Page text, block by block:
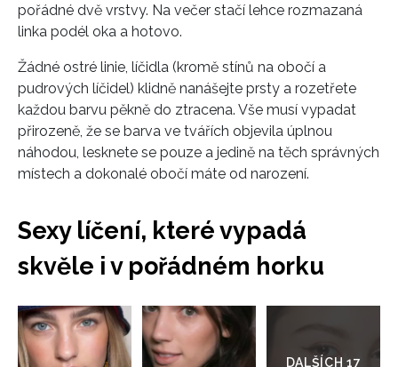
pořádné dvě vrstvy. Na večer stačí lehce rozmazaná
linka podél oka a hotovo.
Žádné ostré linie, líčidla (kromě stínů na obočí a
pudrových líčidel) klidně nanášejte prsty a rozetřete
každou barvu pěkně do ztracena. Vše musí vypadat
přirozeně, že se barva ve tvářích objevila úplnou
náhodou, lesknete se pouze a jedině na těch správných
místech a dokonalé obočí máte od narození.
Sexy líčení, které vypadá
skvěle i v pořádném horku
galerie